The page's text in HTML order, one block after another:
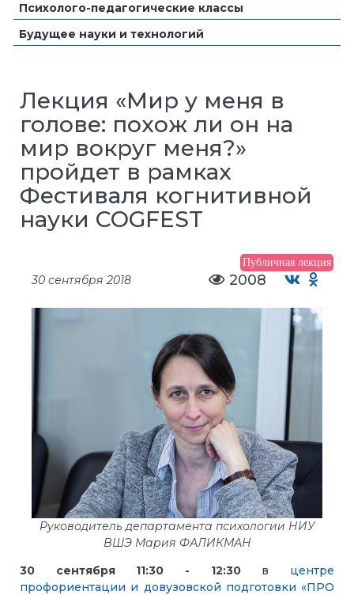
Психолого-педагогические классы
Будущее науки и технологий
Лекция «Мир у меня в
голове: похож ли он на
мир вокруг меня?»
пройдет в рамках
Фестиваля когнитивной
науки COGFEST
Публичная лекция
30 сентября 2018 2008
Руководитель департамента психологии НИУ
ВШЭ Мария ФАЛИКМАН
30 сентября 11:30 - 12:30в центре
профориентации и довузовской подготовки «ПРО